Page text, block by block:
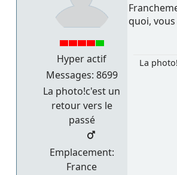
Hyper actif
Messages: 8699
La photo!c'est un
retour vers le
passé
Emplacement:
France
quoi,
La